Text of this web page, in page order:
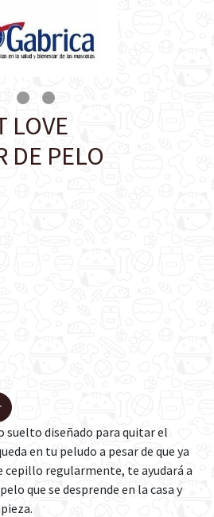
LOVE
DE PELO
suelto diseñado para quitar el
en tu peludo a pesar de que ya
regularmente, te ayudará a
que se desprende en la casa y